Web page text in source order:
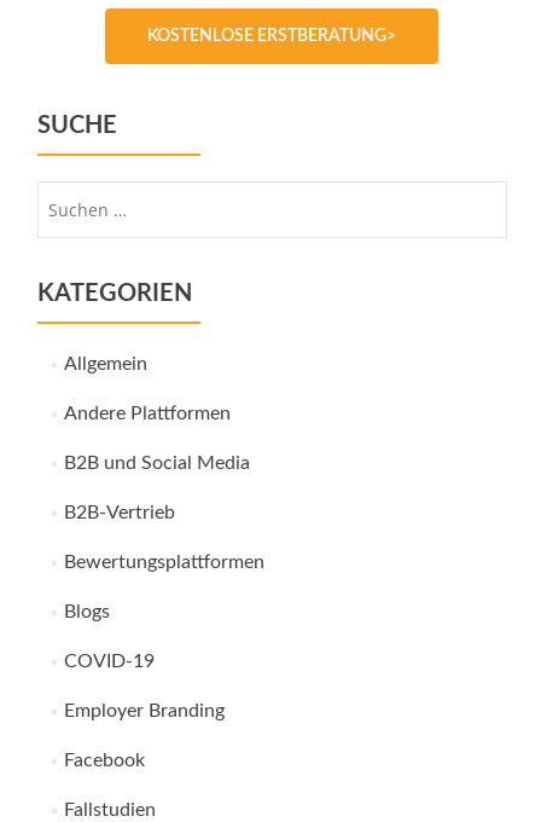
KOSTENLOSE ERSTBERATUNG>
SUCHE
KATEGORIEN
Allgemein
Andere Plattformen
B2B und Social Media
B2B-Vertrieb
Bewertungsplattformen
Blogs
COVID-19
Employer Branding
Facebook
Fallstudien